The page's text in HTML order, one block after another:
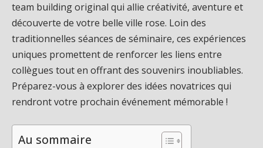
team building original qui allie créativité, aventure et
découverte de votre belle ville rose. Loin des
traditionnelles séances de séminaire, ces expériences
uniques promettent de renforcer les liens entre
collègues tout en offrant des souvenirs inoubliables.
Préparez-vous à explorer des idées novatrices qui
rendront votre prochain événement mémorable !
Au sommaire